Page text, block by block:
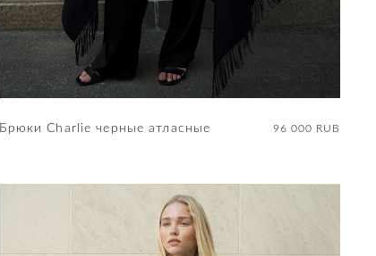
Брюки Charlie черные атласные 96 000 RUB